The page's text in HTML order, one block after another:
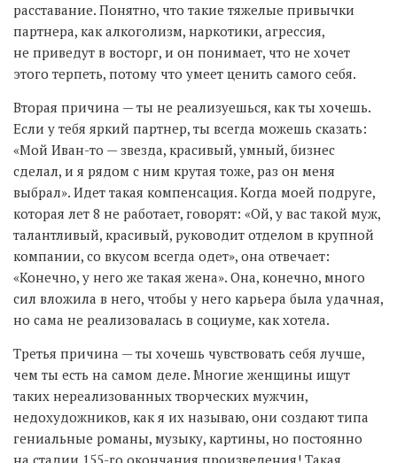
расставание. Понятно, что такие тяжелые привычки
партнера, как алкоголизм, наркотики, агрессия,
не приведут в восторг, и он понимает, что не хочет
этого терпеть, потому что умеет ценить самого себя.
Вторая причина — ты не реализуешься, как ты хочешь.
Если у тебя яркий партнер, ты всегда можешь сказать:
«Мой Иван-то — звезда, красивый, умный, бизнес
сделал, и я рядом с ним крутая тоже, раз он меня
выбрал». Идет такая компенсация. Когда моей подруге,
которая лет 8 не работает, говорят: «Ой, у вас такой муж,
талантливый, красивый, руководит отделом в крупной
компании, со вкусом всегда одет», она отвечает:
«Конечно, у него же такая жена». Она, конечно, много
сил вложила в него, чтобы у него карьера была удачная,
но сама не реализовалась в социуме, как хотела.
Третья причина — ты хочешь чувствовать себя лучше,
чем ты есть на самом деле. Многие женщины ищут
таких нереализованных творческих мужчин,
недохудожников, как я их называю, они создают типа
гениальные романы, музыку, картины, но постоянно
на стадии 155-го окончания произведения! Такая